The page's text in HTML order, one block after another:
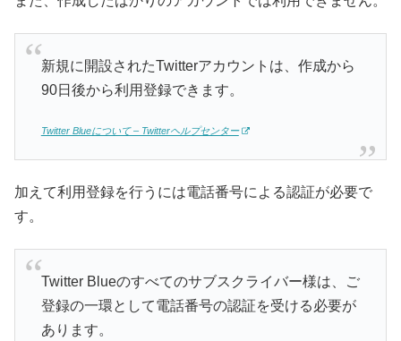
新規に開設されたTwitterアカウントは、作成から
90日後から利用登録できます。
Twitter Blueについて – Twitterヘルプセンター
加えて利用登録を行うには電話番号による認証が必要で
す。
Twitter Blueのすべてのサブスクライバー様は、ご
登録の一環として電話番号の認証を受ける必要が
あります。